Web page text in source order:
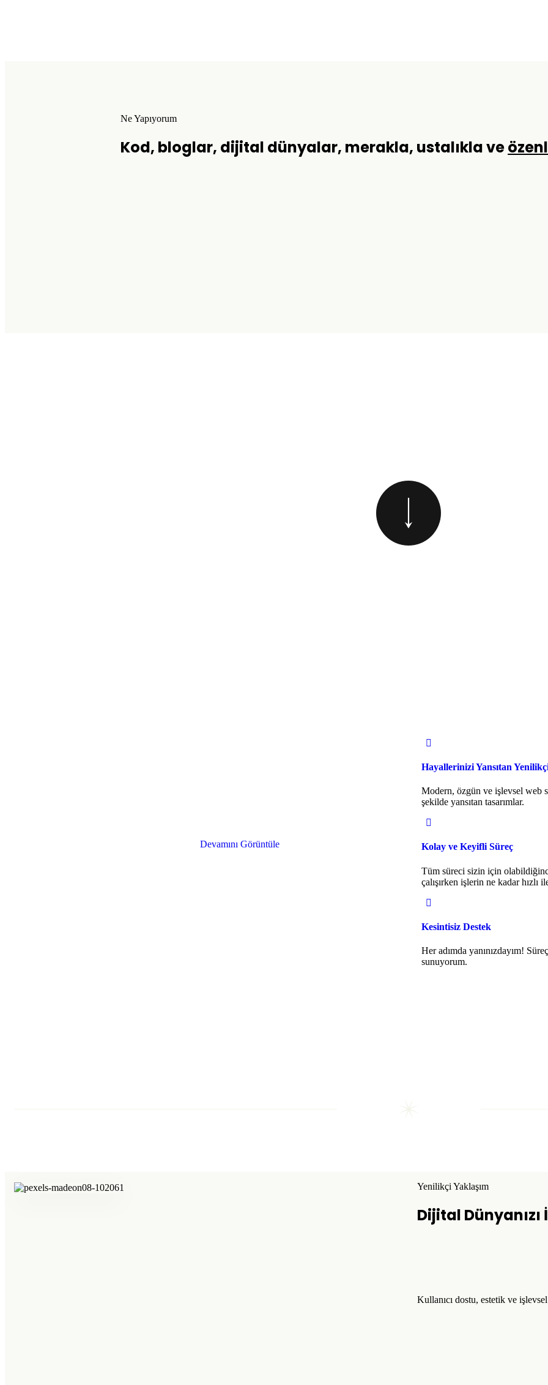
Ne Yapıyorum
Kod, bloglar, dijital dünyalar, merakla, ustalıkla ve
Devamını Görüntüle
Hayallerinizi Yansıtan
Modern, özgün ve işlevsel web
şekilde yansıtan tasarımlar.
Kolay ve Keyifli Süreç
Tüm süreci sizin için
çalışırken işlerin ne kadar hızlı
Kesintisiz Destek
Her adımda yanınızdayım!
sunuyorum.
Yenilikçi Yaklaşım
Dijital
Kullanıcı dostu, estetik ve